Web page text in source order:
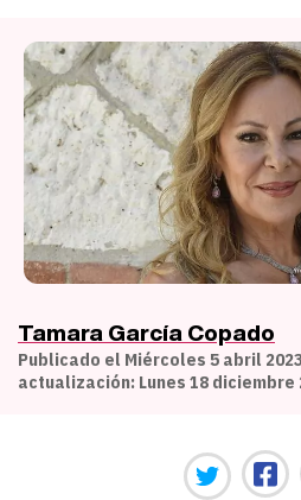
Tamara García Copado
Publicado el Miércoles 5 abril
actualización: Lunes 18 diciembre